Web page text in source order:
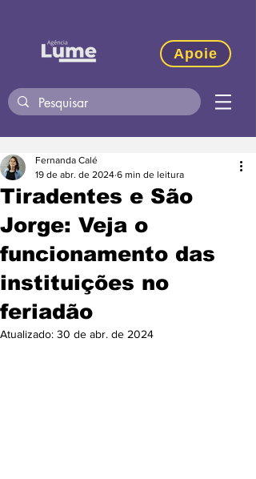
Apoie
Tiradentes e São
Jorge: Veja o
funcionamento das
instituições no
feriadão
Fernanda Calé
19 de abr. de 2024 6 min de leitura
Atualizado: 30 de abr. de 2024